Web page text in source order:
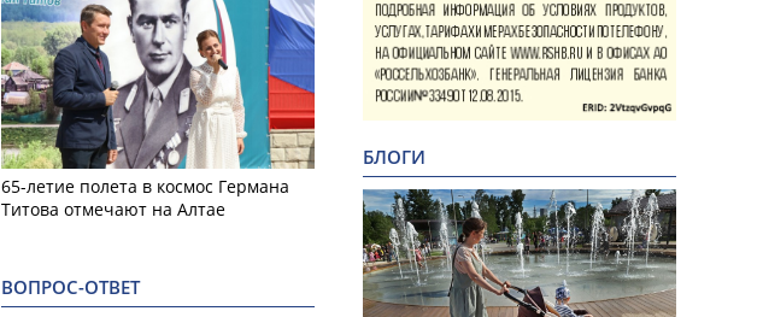
65-летие полета в космос Германа
Титова отмечают на Алтае
ВОПРОС-ОТВЕТ
БЛОГИ